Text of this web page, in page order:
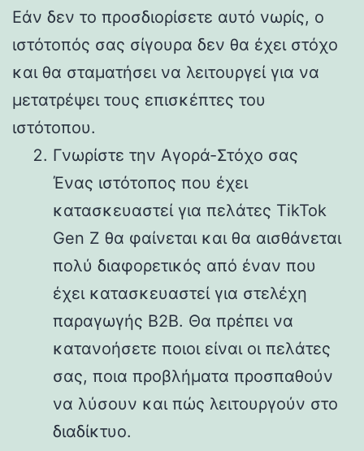
Εάν δεν το προσδιορίσετε αυτό νωρίς, ο
ιστότοπός σας σίγουρα δεν θα έχει στόχο
και θα σταματήσει να λειτουργεί για να
μετατρέψει τους επισκέπτες του
ιστότοπου.
Γνωρίστε την Αγορά-Στόχο σας
Ένας ιστότοπος που έχει
κατασκευαστεί για πελάτες TikTok
Gen Z θα φαίνεται και θα αισθάνεται
πολύ διαφορετικός από έναν που
έχει κατασκευαστεί για στελέχη
παραγωγής B2B. Θα πρέπει να
κατανοήσετε ποιοι είναι οι πελάτες
σας, ποια προβλήματα προσπαθούν
να λύσουν και πώς λειτουργούν στο
διαδίκτυο.